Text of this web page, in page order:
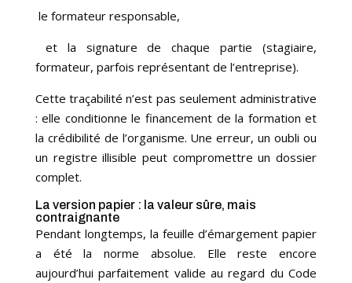
le formateur responsable,
et la signature de chaque partie (stagiaire,
formateur, parfois représentant de l’entreprise).
Cette traçabilité n’est pas seulement administrative
: elle conditionne le financement de la formation et
la crédibilité de l’organisme. Une erreur, un oubli ou
un registre illisible peut compromettre un dossier
complet.
La version papier : la valeur sûre, mais
contraignante
Pendant longtemps, la feuille d’émargement papier
a été la norme absolue. Elle reste encore
aujourd’hui parfaitement valide au regard du Code